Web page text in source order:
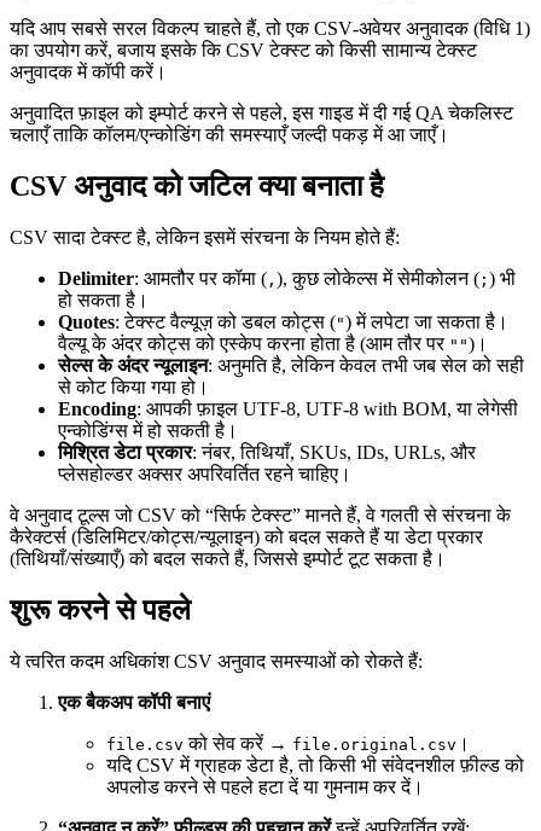
यदि आप सबसे सरल विकल्प चाहते हैं, तो एक CSV‑अवेयर अनुवादक (विधि 1)
का उपयोग करें, बजाय इसके कि CSV टेक्स्ट को किसी सामान्य टेक्स्ट
अनुवादक में कॉपी करें।
अनुवादित फ़ाइल को इम्पोर्ट करने से पहले, इस गाइड में दी गई QA चेकलिस्ट
चलाएँ ताकि कॉलम/एन्कोडिंग की समस्याएँ जल्दी पकड़ में आ जाएँ।
CSV अनुवाद को जटिल क्या बनाता है
CSV सादा टेक्स्ट है, लेकिन इसमें संरचना के नियम होते हैं:
Delimiter: आमतौर पर कॉमा ( , ), कुछ लोकेल्स में सेमीकोलन ( ; ) भी
हो सकता है।
Quotes: टेक्स्ट वैल्यूज़ को डबल कोट्स (") में लपेटा जा सकता है।
वैल्यू के अंदर कोट्स को एस्केप करना होता है (आम तौर पर "")।
सेल्स के अंदर न्यूलाइन: अनुमति है, लेकिन केवल तभी जब सेल को सही
से कोट किया गया हो।
Encoding: आपकी फ़ाइल UTF‑8, UTF‑8 with BOM, या लेगेसी
एन्कोडिंग्स में हो सकती है।
मिश्रित डेटा प्रकार: नंबर, तिथियाँ, SKUs, IDs, URLs, और
प्लेसहोल्डर अक्सर अपरिवर्तित रहने चाहिए।
वे अनुवाद टूल्स जो CSV को “सिर्फ टेक्स्ट” मानते हैं, वे गलती से संरचना के
कैरेक्टर्स (डिलिमिटर/कोट्स/न्यूलाइन) को बदल सकते हैं या डेटा प्रकार
(तिथियाँ/संख्याएँ) को बदल सकते हैं, जिससे इम्पोर्ट टूट सकता है।
शुरू करने से पहले
ये त्वरित कदम अधिकांश CSV अनुवाद समस्याओं को रोकते हैं:
एक बैकअप कॉपी बनाएं
file.csv को सेव करें → file.original.csv ।
यदि CSV में ग्राहक डेटा है, तो किसी भी संवेदनशील फ़ील्ड को
अपलोड करने से पहले हटा दें या गुमनाम कर दें।